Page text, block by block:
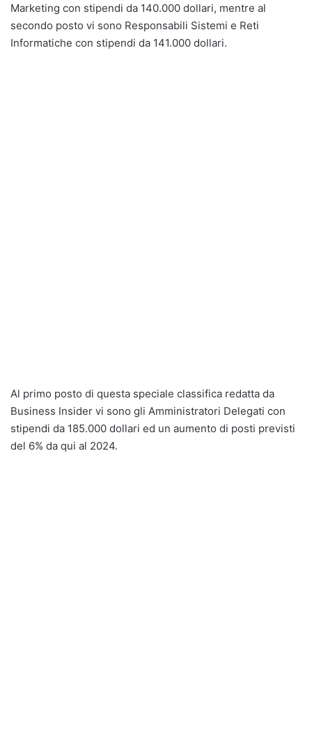
Marketing con stipendi da 140.000 dollari, mentre al
secondo posto vi sono Responsabili Sistemi e Reti
Informatiche con stipendi da 141.000 dollari.
Al primo posto di questa speciale classifica redatta da
Business Insider vi sono gli Amministratori Delegati con
stipendi da 185.000 dollari ed un aumento di posti previsti
del 6% da qui al 2024.